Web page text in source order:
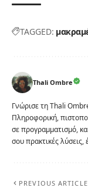
TAGGED:
Thali Ombre
Γνώρισε τη Thali
Πληροφορική,
σε προγραμματισμό,
σου πρακτικές λύσεις,
PREVIOUS ARTICLE